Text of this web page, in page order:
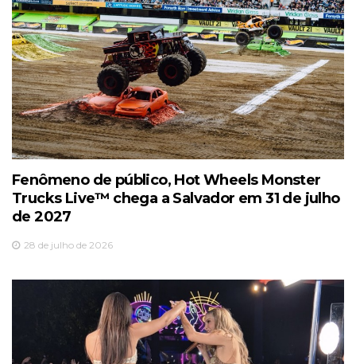
Fenômeno de público, Hot Wheels Monster
Trucks Live™️ chega a Salvador em 31 de julho
de 2027
28 de julho de 2026